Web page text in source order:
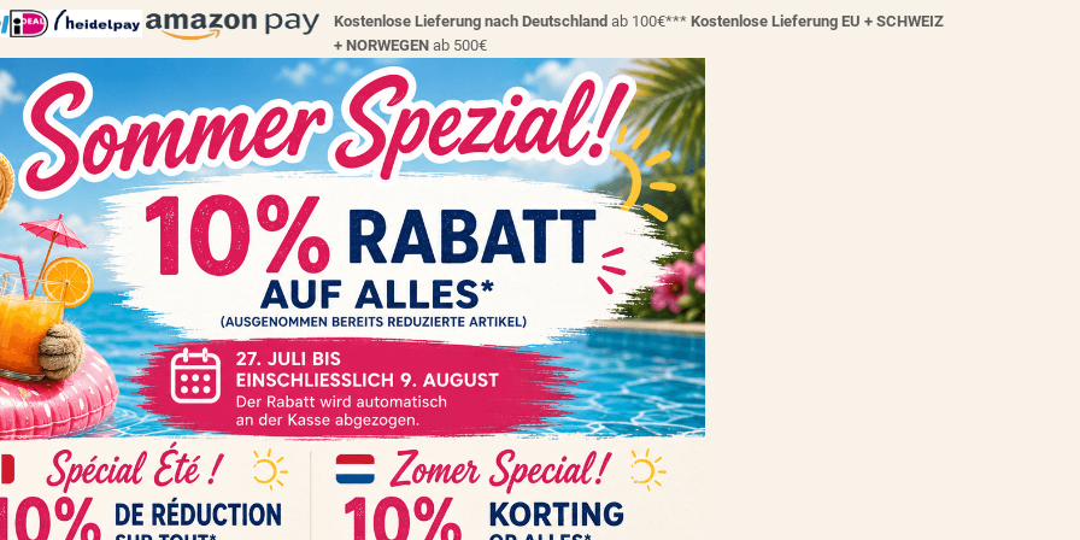
Kostenlose Lieferung nach Deutschland ab 100€*** Kostenlose Lieferung EU + SCHWEIZ
+ NORWEGEN ab 500€